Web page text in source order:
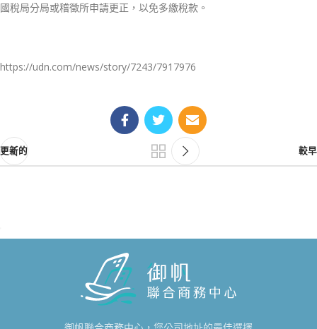
國稅局分局或稽徵所申請更正，以免多繳稅款。
https://udn.com/news/story/7243/7917976
更新的 較早